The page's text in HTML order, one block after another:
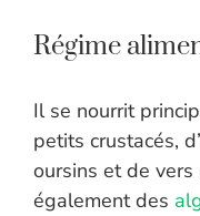
Régime
Il se nourrit
petits crustacés,
oursins et de vers
également des